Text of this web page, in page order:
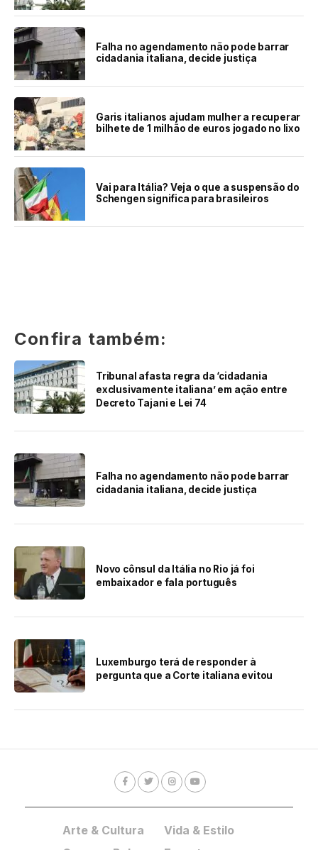
Falha no agendamento não pode barrar
cidadania italiana, decide justiça
Garis italianos ajudam mulher a recuperar
bilhete de 1 milhão de euros jogado no lixo
Vai para Itália? Veja o que a suspensão do
Schengen significa para brasileiros
Confira também:
Tribunal afasta regra da ‘cidadania
exclusivamente italiana’ em ação entre
Decreto Tajani e Lei 74
Falha no agendamento não pode barrar
cidadania italiana, decide justiça
Novo cônsul da Itália no Rio já foi
embaixador e fala português
Luxemburgo terá de responder à
pergunta que a Corte italiana evitou
Arte & Cultura
Vida & Estilo